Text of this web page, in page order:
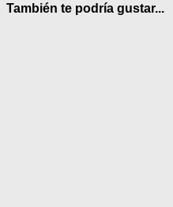
También te podría gustar...